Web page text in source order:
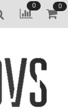
0 0